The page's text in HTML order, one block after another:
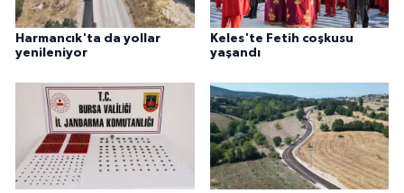
Harmancık'ta da yollar
yenileniyor
Keles'te Fetih coşkusu
yaşandı